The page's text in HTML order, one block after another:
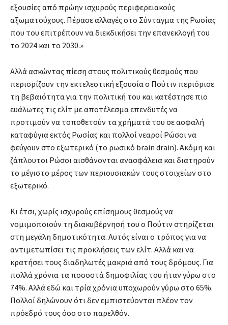
εξουσίες από πρώην ισχυρούς περιφερειακούς
αξωματούχους. Πέρασε αλλαγές στο Σύνταγμα της Ρωσίας
που του επιτρέπουν να διεκδικήσει την επανεκλογή του
το 2024 και το 2030.»
Αλλά ασκώντας πίεση στους πολιτικούς θεσμούς που
περιορίζουν την εκτελεστική εξουσία ο Πούτιν περιόρισε
τη βεβαιότητα για την πολιτική του και κατέστησε πιο
ευάλωτες τις ελίτ με αποτέλεσμα επενδυτές να
προτιμούν να τοποθετούν τα χρήματά του σε ασφαλή
καταφύγια εκτός Ρωσίας και πολλοί νεαροί Ρώσοι να
φεύγουν στο εξωτερικό (το ρωσικό brain drain). Ακόμη και
ζάπλουτοι Ρώσοι αισθάνονται ανασφάλεια και διατηρούν
το μέγιστο μέρος των περιουσιακών τους στοιχείων στο
εξωτερικό.
Κι έτσι, χωρίς ισχυρούς επίσημους θεσμούς να
νομιμοποιούν τη διακυβέρνησή του ο Πούτιν στηρίζεται
στη μεγάλη δημοτικότητα. Αυτός είναι ο τρόπος για να
αντιμετωπίσει τις προκλήσεις των ελίτ. Αλλά και να
κρατήσει τους διαδηλωτές μακριά από τους δρόμους. Για
πολλά χρόνια τα ποσοστά δημοφιλίας του ήταν γύρω στο
74%. Αλλά εδώ και τρία χρόνια υποχωρούν γύρω στο 65%.
Πολλοί δηλώνουν ότι δεν εμπιστεύονται πλέον τον
πρόεδρό τους όσο στο παρελθόν.